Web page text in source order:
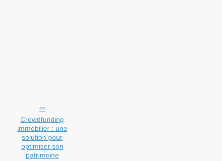
Crowdfunding
immobilier : une
solution pour
optimiser son
patrimoine